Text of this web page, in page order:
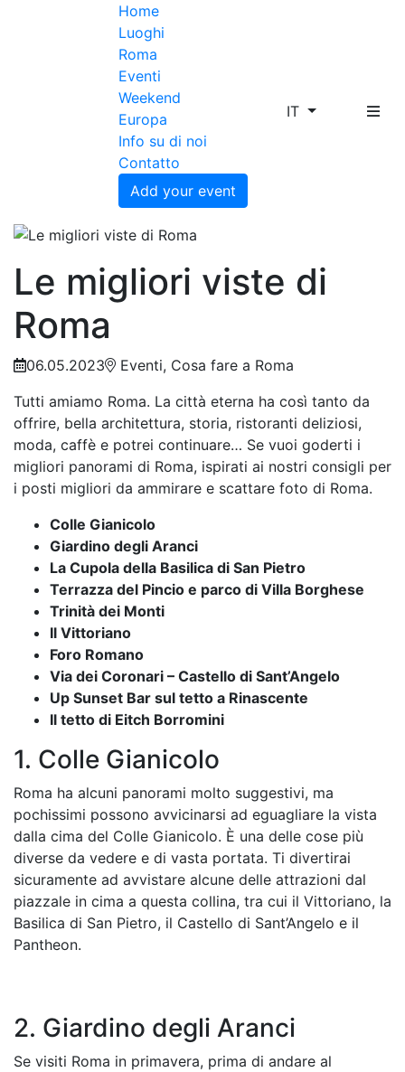
Home
Luoghi
Roma
Eventi
Weekend
Europa
Info su di noi
Contatto
Add your event
IT
Le migliori viste di
Roma
06.05.2023
Eventi, Cosa fare a Roma
Tutti amiamo Roma. La città eterna ha così tanto da
offrire, bella architettura, storia, ristoranti deliziosi,
moda, caffè e potrei continuare… Se vuoi goderti i
migliori panorami di Roma, ispirati ai nostri consigli per
i posti migliori da ammirare e scattare foto di Roma.
Colle Gianicolo
Giardino degli Aranci
La Cupola della Basilica di San Pietro
Terrazza del Pincio e parco di Villa Borghese
Trinità dei Monti
Il Vittoriano
Foro Romano
Via dei Coronari – Castello di Sant’Angelo
Up Sunset Bar sul tetto a Rinascente
Il tetto di Eitch Borromini
1. Colle Gianicolo
Roma ha alcuni panorami molto suggestivi, ma
pochissimi possono avvicinarsi ad eguagliare la vista
dalla cima del Colle Gianicolo. È una delle cose più
diverse da vedere e di vasta portata. Ti divertirai
sicuramente ad avvistare alcune delle attrazioni dal
piazzale in cima a questa collina, tra cui il Vittoriano, la
Basilica di San Pietro, il Castello di Sant’Angelo e il
Pantheon.
2. Giardino degli Aranci
Se visiti Roma in primavera, prima di andare al